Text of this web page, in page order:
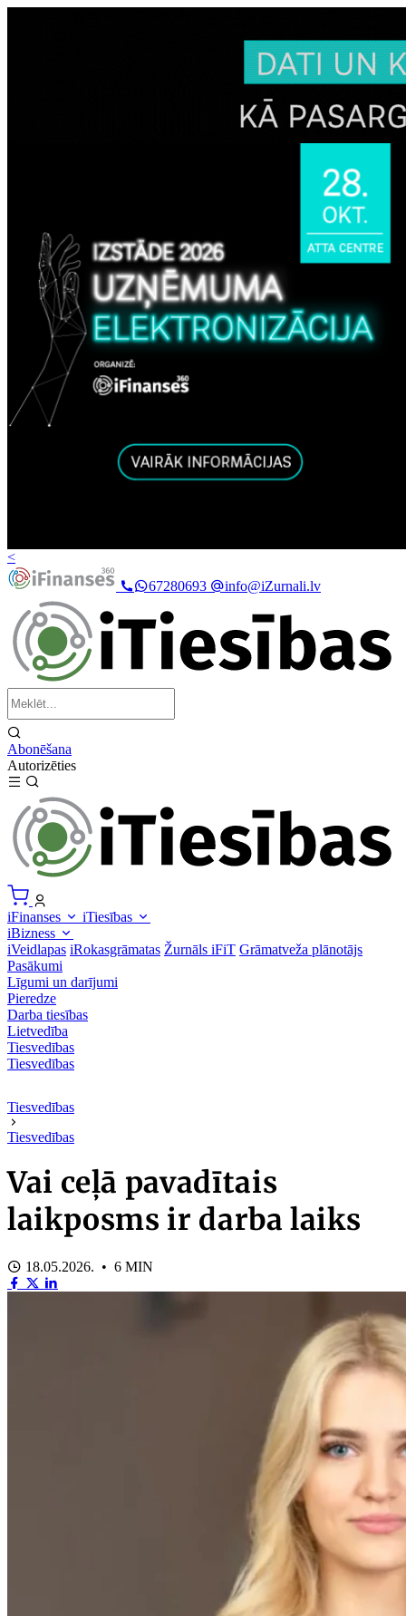
<
67280693
info@iZurnali.lv
Abonēšana
Autorizēties
iFinanses
iTiesības
iBizness
iVeidlapas iRokasgrāmatas Žurnāls iFiT Grāmatveža plānotājs
Pasākumi
Līgumi un darījumi
Pieredze
Darba tiesības
Lietvedība
Tiesvedības
Tiesvedības
Tiesvedības
Tiesvedības
Vai ceļā pavadītais
laikposms ir darba laiks
18.05.2026. • 6 MIN